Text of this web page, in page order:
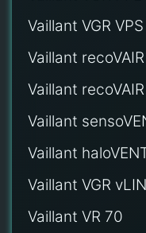
Vaillant VGR VPS
Vaillant
Vaillant
Vaillant
Vaillant
Vaillant VGR
Vaillant VR 70